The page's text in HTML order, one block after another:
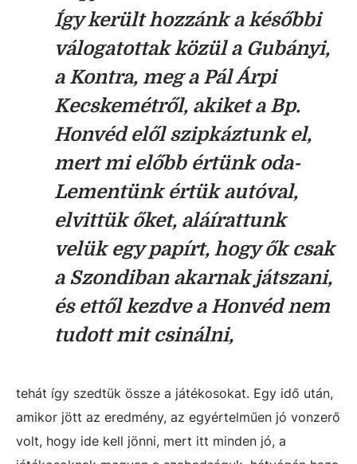
Így került hozzánk a későbbi
válogatottak közül a Gubányi,
a Kontra, meg a Pál Árpi
Kecskemétről, akiket a Bp.
Honvéd elől szipkáztunk el,
mert mi előbb értünk oda-
Lementünk értük autóval,
elvittük őket, aláírattunk
velük egy papírt, hogy ők csak
a Szondiban akarnak játszani,
és ettől kezdve a Honvéd nem
tudott mit csinálni,
tehát így szedtük össze a játékosokat. Egy idő után,
amikor jött az eredmény, az egyértelműen jó vonzerő
volt, hogy ide kell jönni, mert itt minden jó, a